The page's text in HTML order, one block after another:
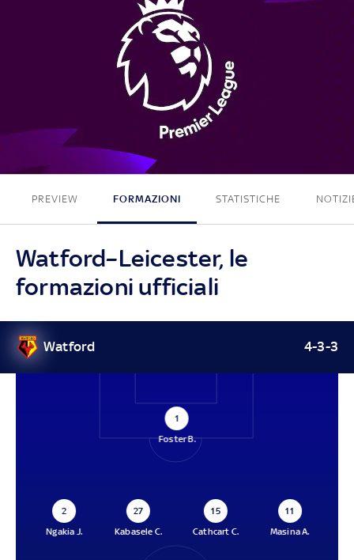
1 - 5
PREVIEW FORMAZIONI STATISTICHE
Watford–Leicester, le
formazioni ufficiali
Watford 4-3-3
1
Foster B.
2
Ngakia J.
27
Kabasele C.
15
Cathcart C.
11
Masina A.